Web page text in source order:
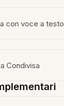
con voce a testo
Condivisa